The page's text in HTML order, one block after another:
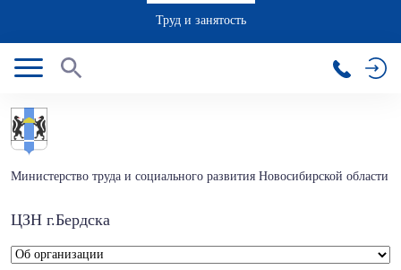
Труд и занятость
Министерство труда и социального развития Новосибирской области
ЦЗН г.Бердска